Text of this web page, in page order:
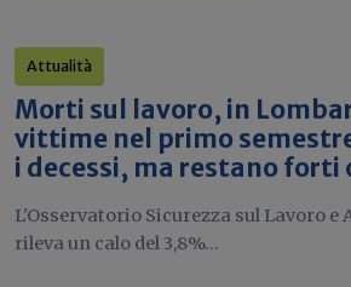
Attualità
Morti sul lavoro, in
vittime nel primo
i decessi, ma restano
L'Osservatorio Sicurezza sul Lavoro e
rileva un calo del 3,8%...